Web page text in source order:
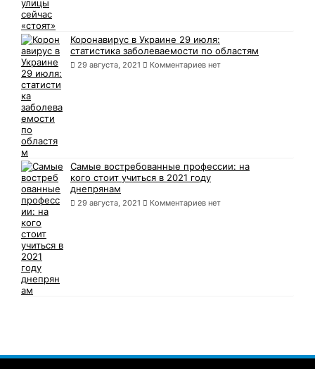
Коронавирус в Украине 29 июля:
статистика заболеваемости по областям
29 августа, 2021 Комментариев нет
Самые востребованные профессии: на
кого стоит учиться в 2021 году
днепрянам
29 августа, 2021 Комментариев нет